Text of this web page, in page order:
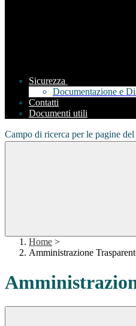
Sicurezza
Documentazione e
Contatti
Documenti utili
Campo di ricerca per le pagine
Home >
Amministrazione